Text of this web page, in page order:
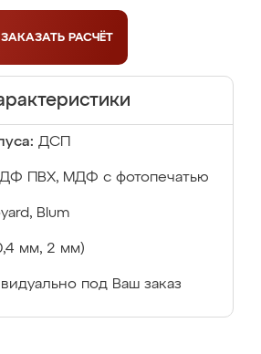
ЗАКАЗАТЬ РАСЧЁТ
ДСП
ПВХ, МДФ с фотопечатью
Blum
мм, 2 мм)
под Ваш заказ